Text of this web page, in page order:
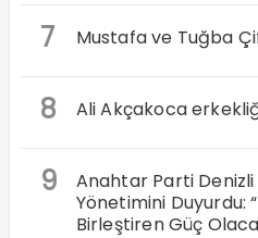
7 Mustafa ve Tuğba
8 Ali Akçakoca
9
Anahtar Parti Denizli
Yönetimini Duyurdu:
Birleştiren Güç